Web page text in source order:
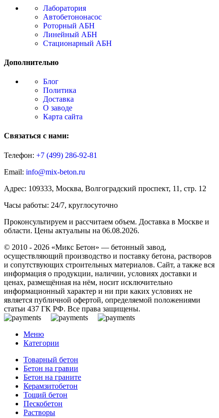
Лаборатория
Автобетононасос
Роторный АБН
Линейный АБН
Стационарный АБН
Дополнительно
Блог
Политика
Доставка
О заводе
Карта сайта
Связаться с нами:
Телефон: +7 (499) 286-92-81
Email: info@mix-beton.ru
Адрес: 109333, Москва, Волгоградский проспект, 11, стр. 12
Часы работы: 24/7, круглосуточно
Проконсультируем и рассчитаем объем. Доставка в Москве и
области. Цены актуальны на 06.08.2026.
© 2010 - 2026 «Микс Бетон» — бетонный завод,
осуществляющий производство и поставку бетона, растворов
и сопутствующих строительных материалов. Сайт, а также вся
информация о продукции, наличии, условиях доставки и
ценах, размещённая на нём, носит исключительно
информационный характер и ни при каких условиях не
является публичной офертой, определяемой положениями
статьи 437 ГК РФ. Все права защищены.
Меню
Категории
Товарный бетон
Бетон на гравии
Бетон на граните
Керамзитобетон
Тощий бетон
Пескобетон
Растворы